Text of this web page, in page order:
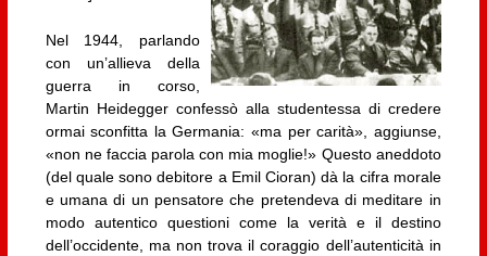
Nel 1944, parlando
con un’allieva della
guerra in corso,
Martin Heidegger confessò alla studentessa di credere
ormai sconfitta la Germania: «ma per carità», aggiunse,
«non ne faccia parola con mia moglie!» Questo aneddoto
(del quale sono debitore a Emil Cioran) dà la cifra morale
e umana di un pensatore che pretendeva di meditare in
modo autentico questioni come la verità e il destino
dell’occidente, ma non trova il coraggio dell’autenticità in